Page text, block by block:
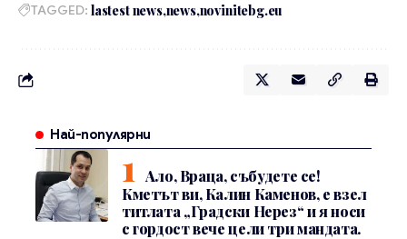
TAGGED: lastest news news novinitebg.eu
Най-популярни
Ало, Враца, събудете се!
Кметът ви, Калин Каменов, е взел
титлата „Градски Нерез“ и я носи
с гордост вече цели три мандата.